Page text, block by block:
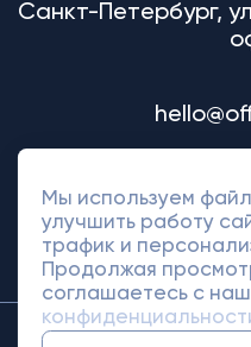
Санкт-Петербург,
Мы используем
улучшить работу
трафик и
Продолжая
соглашаетесь с